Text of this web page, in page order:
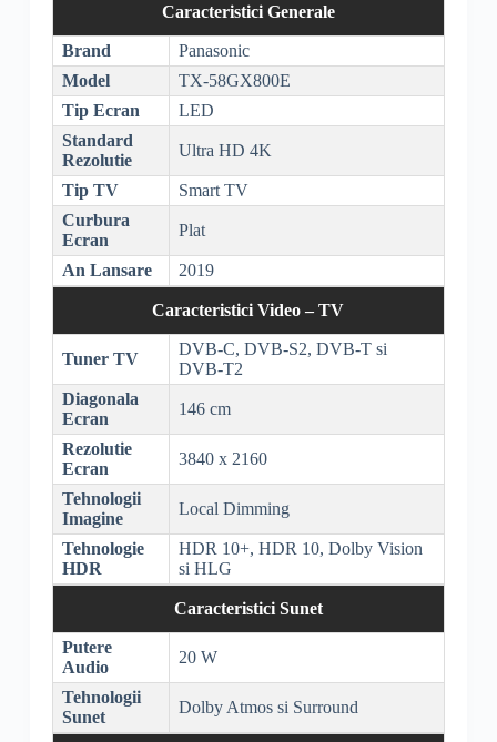
Caracteristici Generale
Brand
Panasonic
Model
TX-58GX800E
Tip Ecran
LED
Standard
Rezolutie
Ultra HD 4K
Tip TV
Smart TV
Curbura
Ecran
Plat
An Lansare 2019
Caracteristici Video – TV
Tuner TV
DVB-C, DVB-S2, DVB-Tsi
DVB-T2
Diagonala
Ecran
146 cm
Rezolutie
Ecran
3840 x 2160
Tehnologii
Imagine
Local Dimming
Tehnologie
HDR
HDR 10+, HDR 10, Dolby Vision
si HLG
Caracteristici Sunet
Putere
Audio
20 W
Tehnologii
Sunet
DolbyAtmos si Surround